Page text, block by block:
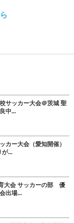
サッカー大会＠茨城 聖
中...
カー大会（愛知開催）
が...
大会 サッカーの部 優
出場...